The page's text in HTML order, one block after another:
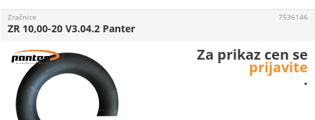
Zračnice
ZR 10,00-20 V3.04.2 Panter
7536146
Za prikaz cen se
prijavite
.